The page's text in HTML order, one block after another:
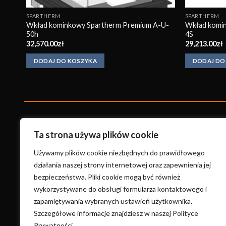
Ta strona używa plików cookie
Używamy plików cookie niezbędnych do prawidłowego
działania naszej strony internetowej oraz zapewnienia jej
bezpieczeństwa. Pliki cookie mogą być również
wykorzystywane do obsługi formularza kontaktowego i
zapamiętywania wybranych ustawień użytkownika.
Szczegółowe informacje znajdziesz w naszej Polityce
SPARTHERM
Wkład kominkowy Spartherm Premium A-U-
50h
32,570.00zł
DODAJ DO KOSZYKA
SPARTHERM
Wkład
4S
29,213.00zł
DODAJ
KonradKominki
ul. Wysoka 17A
58-400 Kamienna Góra
+48 660 691 557
konradkominki@gmail.com